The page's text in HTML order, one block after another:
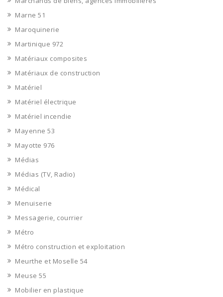
Marne 51
Maroquinerie
Martinique 972
Matériaux composites
Matériaux de construction
Matériel
Matériel électrique
Matériel incendie
Mayenne 53
Mayotte 976
Médias
Médias (TV, Radio)
Médical
Menuiserie
Messagerie, courrier
Métro
Métro construction et exploitation
Meurthe et Moselle 54
Meuse 55
Mobilier en plastique